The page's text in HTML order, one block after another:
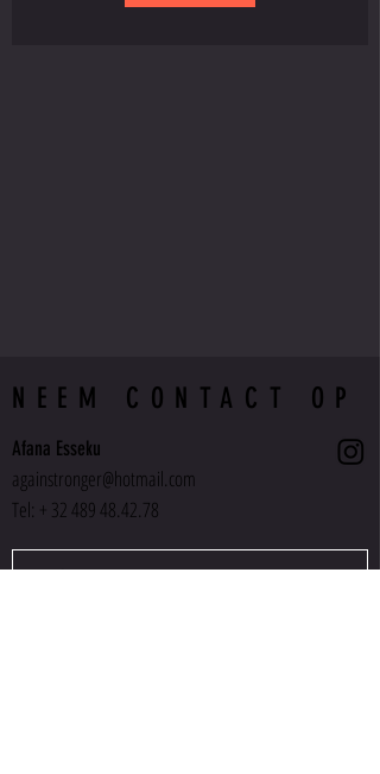
NEEM CONTACT OP
Afana Esseku
againstronger@hotmail.com
Tel: + 32 489 48.42.78